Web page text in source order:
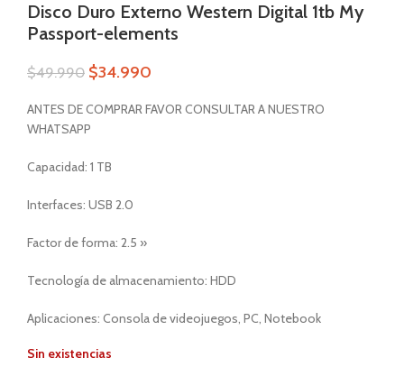
Disco Duro Externo Western Digital 1tb My
Passport-elements
$49.990 $34.990
ANTES DE COMPRAR FAVOR CONSULTAR A NUESTRO
WHATSAPP
Capacidad: 1 TB
Interfaces: USB 2.0
Factor de forma: 2.5 »
Tecnología de almacenamiento: HDD
Aplicaciones: Consola de videojuegos, PC, Notebook
Sin existencias